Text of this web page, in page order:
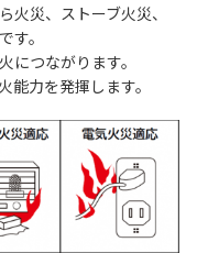
火災、ストーブ火災、
す。
につながります。
力を発揮します。